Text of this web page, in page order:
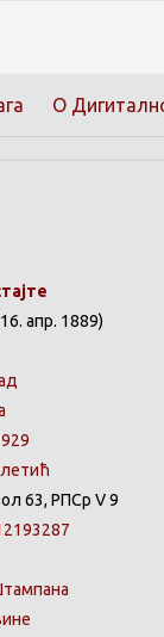
О
апр. 1889)
63, РПСр V 9